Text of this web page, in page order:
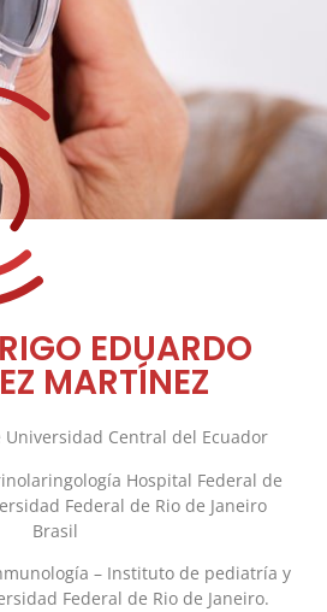
EDUARDO
MARTÍNEZ
Central del Ecuador
Hospital Federal de
Federal de Rio de Janeiro
Brasil
– Instituto de pediatría y
Federal de Rio de Janeiro.